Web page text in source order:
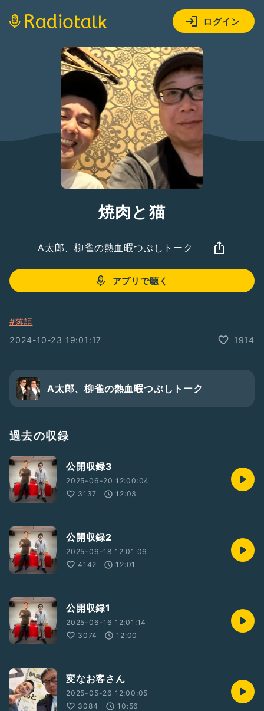
ログイン
焼肉と猫
A太郎、柳雀の熱血暇つぶしトーク
アプリで聴く
#落語
2024-10-23 19:01:17
1914
A太郎、柳雀の熱血暇つぶしトーク
過去の収録
公開収録3
2025-06-20 12:00:04
3137
12:03
公開収録2
2025-06-18 12:01:06
4142
12:01
公開収録1
2025-06-16 12:01:14
3074
12:00
変なお客さん
2025-05-26 12:00:05
3084
10:56